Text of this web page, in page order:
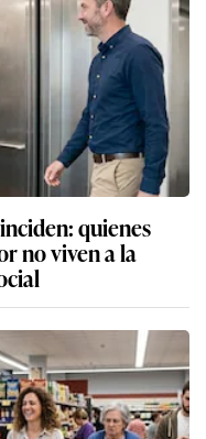
quienes
no viven a la